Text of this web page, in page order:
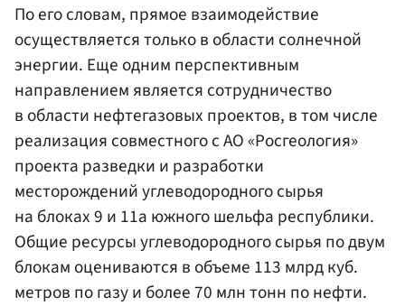
По его словам, прямое взаимодействие
осуществляется только в области солнечной
энергии. Еще одним перспективным
направлением является сотрудничество
в области нефтегазовых проектов, в том числе
реализация совместного с АО «Росгеология»
проекта разведки и разработки
месторождений углеводородного сырья
на блоках 9 и 11а южного шельфа республики.
Общие ресурсы углеводородного сырья по двум
блокам оцениваются в объеме 113 млрд куб.
метров по газу и более 70 млн тонн по нефти.